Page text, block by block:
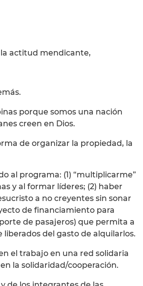
actitud mendicante,
porque somos una nación
creen en Dios.
de organizar la propiedad, la
al programa: (1) “multiplicarme”
y al formar líderes; (2) haber
a no creyentes sin sonar
de financiamiento para
de pasajeros) que permita a
del gasto de alquilarlos.
el trabajo en una red solidaria
la solidaridad/cooperación.